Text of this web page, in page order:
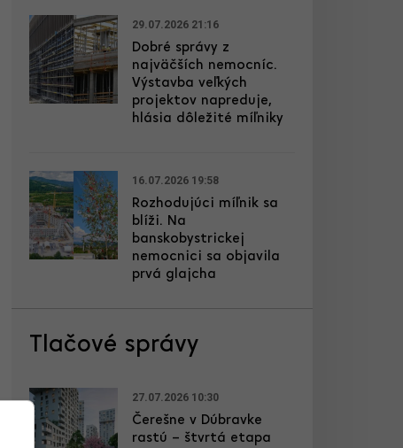
29.07.2026 21:16
Dobré správy z
najväčších nemocníc.
Výstavba veľkých
projektov napreduje,
hlásia dôležité míľniky
16.07.2026 19:58
Rozhodujúci míľnik sa
blíži. Na
banskobystrickej
nemocnici sa objavila
prvá glajcha
Tlačové správy
27.07.2026 10:30
Čerešne v Dúbravke
rastú – štvrtá etapa